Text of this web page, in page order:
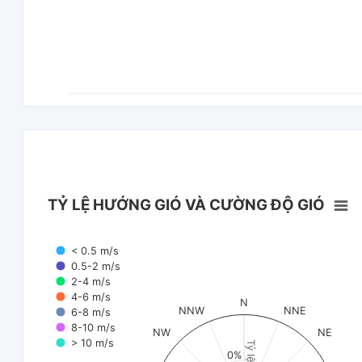
TỶ LỆ HƯỚNG GIÓ VÀ CƯỜNG ĐỘ GIÓ
< 0.5 m/s
0.5-2 m/s
2-4 m/s
4-6 m/s
6-8 m/s
8-10 m/s
> 10 m/s
N
NNE
NE
NW
NNW
0%